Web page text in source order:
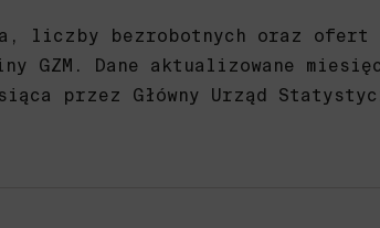
liczby bezrobotnych oraz ofert
GZM. Dane aktualizowane
przez Główny Urząd